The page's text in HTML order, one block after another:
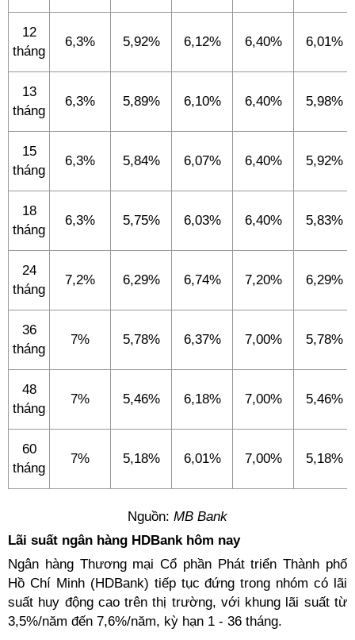
12
tháng
6,3% 5,92% 6,12% 6,40% 6,01%
13
tháng
6,3% 5,89% 6,10% 6,40% 5,98%
15
tháng
6,3% 5,84% 6,07% 6,40% 5,92%
18
tháng
6,3% 5,75% 6,03% 6,40% 5,83%
24
tháng
7,2% 6,29% 6,74% 7,20% 6,29%
36
tháng
7% 5,78% 6,37% 7,00% 5,78%
48
tháng
7% 5,46% 6,18% 7,00% 5,46%
60
tháng
7% 5,18% 6,01% 7,00% 5,18%
Nguồn: MB Bank
Lãi suất ngân hàng HDBank hôm nay
Ngân hàng Thương mại Cổ phần Phát triển Thành phố
Hồ Chí Minh (HDBank) tiếp tục đứng trong nhóm có lãi
suất huy động cao trên thị trường, với khung lãi suất từ
3,5%/năm đến 7,6%/năm, kỳ hạn 1 - 36 tháng.